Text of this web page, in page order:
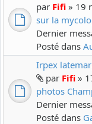
par Fifi » 19
sur la
Dernier
Posté dans
Irpex
par Fifi »
photos
Dernier
Posté dans